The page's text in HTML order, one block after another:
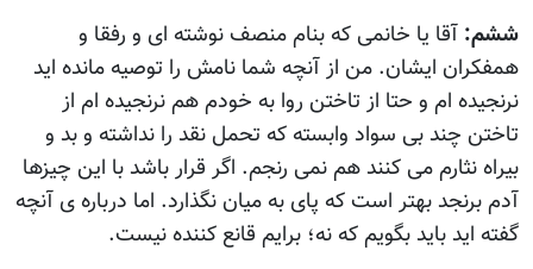
ششم: آقا يا خانمی که بنام منصف نوشته ای و رفقا و
همفکران ايشان. من از آنچه شما نامش را توصيه مانده ايد
نرنجيده ام و حتا از تاختن روا به خودم هم نرنجيده ام از
تاختن چند بی سواد وابسته که تحمل نقد را نداشته و بد و
بيراه نثارم می کنند هم نمی رنجم. اگر قرار باشد با اين چيزها
آدم برنجد بهتر است که پای به ميان نگذارد. اما درباره ی آنچه
گفته ايد بايد بگويم که نه؛ برايم قانع کننده نيست.